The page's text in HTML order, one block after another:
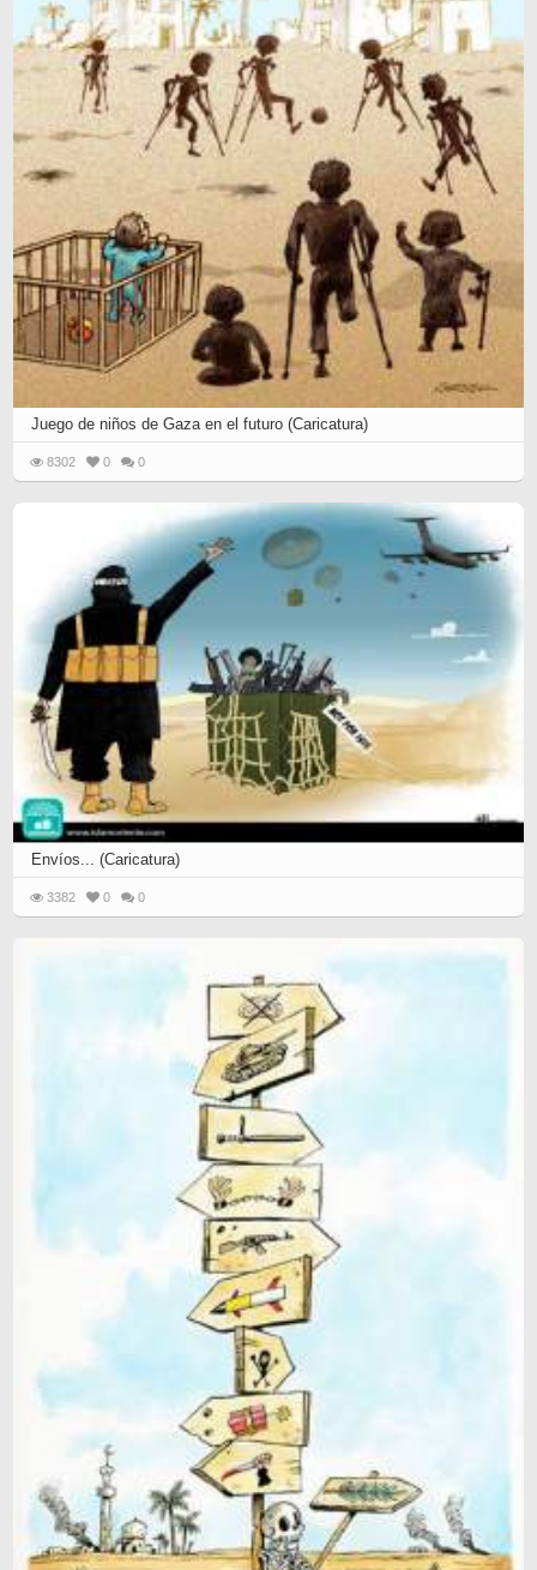
Juego de niños de Gaza en el futuro (Caricatura)
8302 0 0
Envíos... (Caricatura)
3382 0 0